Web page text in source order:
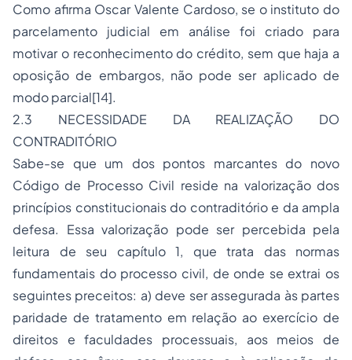
Como afirma Oscar Valente Cardoso, se o instituto do
parcelamento judicial em análise foi criado para
motivar o reconhecimento do crédito, sem que haja a
oposição de embargos, não pode ser aplicado de
modo parcial[14].
2.3 NECESSIDADE DA REALIZAÇÃO DO
CONTRADITÓRIO
Sabe-se que um dos pontos marcantes do novo
Código de Processo Civil reside na valorização dos
princípios constitucionais do contraditório e da ampla
defesa. Essa valorização pode ser percebida pela
leitura de seu capítulo 1, que trata das normas
fundamentais do processo civil, de onde se extrai os
seguintes preceitos: a) deve ser assegurada às partes
paridade de tratamento em relação ao exercício de
direitos e faculdades processuais, aos meios de